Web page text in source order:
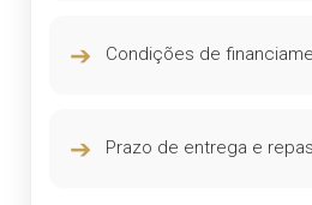
➔ Condições de
➔ Prazo de entrega e